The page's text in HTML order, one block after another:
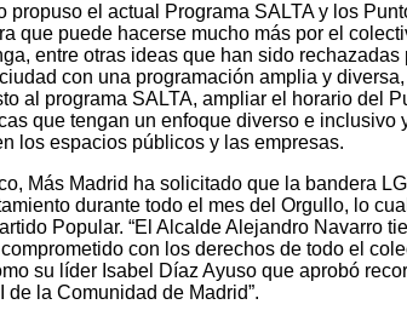
propuso el actual Programa SALTA y los
que puede hacerse mucho más por el
entre otras ideas que han sido rechazadas
con una programación amplia y
al programa SALTA, ampliar el horario del
que tengan un enfoque diverso e inclusivo
los espacios públicos y las empresas.
Más Madrid ha solicitado que la bandera
durante todo el mes del Orgullo, lo
Popular. “El Alcalde Alejandro Navarro
con los derechos de todo el
su líder Isabel Díaz Ayuso que aprobó
la Comunidad de Madrid”.